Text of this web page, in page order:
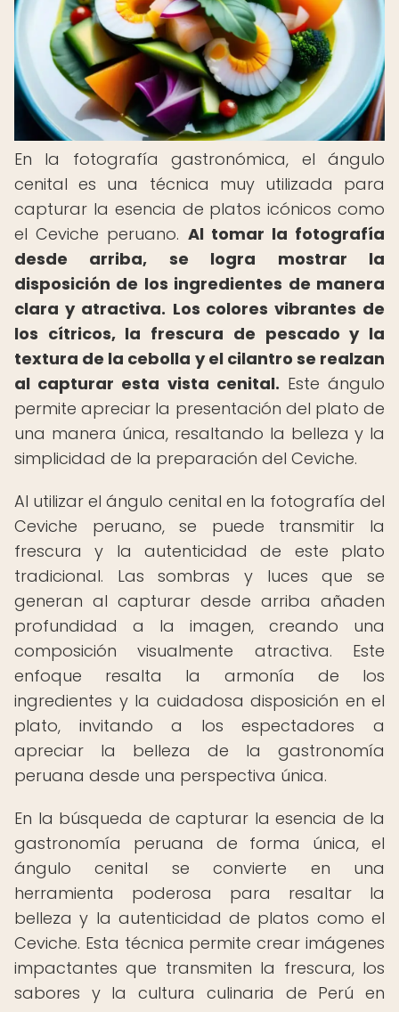
En la fotografía gastronómica, el ángulo
cenital es una técnica muy utilizada para
capturar la esencia de platos icónicos como
el Ceviche peruano. Al tomar la fotografía
desde arriba, se logra mostrar la
disposición de los ingredientes de manera
clara y atractiva. Los colores vibrantes de
los cítricos, la frescura de pescado y la
textura de la cebolla y el cilantro se realzan
al capturar esta vista cenital. Este ángulo
permite apreciar la presentación del plato de
una manera única, resaltando la belleza y la
simplicidad de la preparación del Ceviche.
Al utilizar el ángulo cenital en la fotografía del
Ceviche peruano, se puede transmitir la
frescura y la autenticidad de este plato
tradicional. Las sombras y luces que se
generan al capturar desde arriba añaden
profundidad a la imagen, creando una
composición visualmente atractiva. Este
enfoque resalta la armonía de los
ingredientes y la cuidadosa disposición en el
plato, invitando a los espectadores a
apreciar la belleza de la gastronomía
peruana desde una perspectiva única.
En la búsqueda de capturar la esencia de la
gastronomía peruana de forma única, el
ángulo cenital se convierte en una
herramienta poderosa para resaltar la
belleza y la autenticidad de platos como el
Ceviche. Esta técnica permite crear imágenes
impactantes que transmiten la frescura, los
sabores y la cultura culinaria de Perú en